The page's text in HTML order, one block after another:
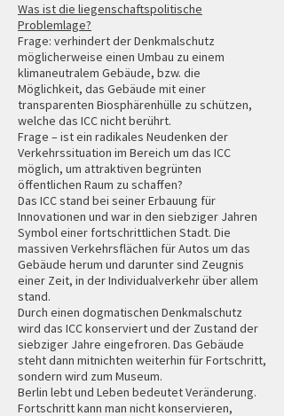
Was ist die liegenschaftspolitische
Problemlage?
Frage: verhindert der Denkmalschutz
möglicherweise einen Umbau zu einem
klimaneutralem Gebäude, bzw. die
Möglichkeit, das Gebäude mit einer
transparenten Biosphärenhülle zu schützen,
welche das ICC nicht berührt.
Frage – ist ein radikales Neudenken der
Verkehrssituation im Bereich um das ICC
möglich, um attraktiven begrünten
öffentlichen Raum zu schaffen?
Das ICC stand bei seiner Erbauung für
Innovationen und war in den siebziger Jahren
Symbol einer fortschrittlichen Stadt. Die
massiven Verkehrsflächen für Autos um das
Gebäude herum und darunter sind Zeugnis
einer Zeit, in der Individualverkehr über allem
stand.
Durch einen dogmatischen Denkmalschutz
wird das ICC konserviert und der Zustand der
siebziger Jahre eingefroren. Das Gebäude
steht dann mitnichten weiterhin für Fortschritt,
sondern wird zum Museum.
Berlin lebt und Leben bedeutet Veränderung.
Fortschritt kann man nicht konservieren,